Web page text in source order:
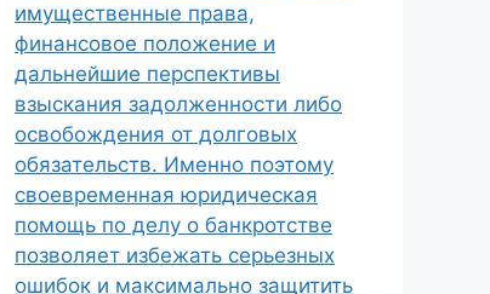
имущественные права,
финансовое положение и
дальнейшие перспективы
взыскания задолженности либо
освобождения от долговых
обязательств. Именно поэтому
своевременная юридическая
помощь по делу о банкротстве
позволяет избежать серьезных
ошибок и максимально защитить